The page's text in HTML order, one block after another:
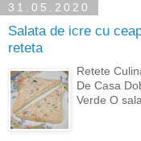
31.05.2020
Salata de icre cu
reteta
Retete
De Casa
Verde O